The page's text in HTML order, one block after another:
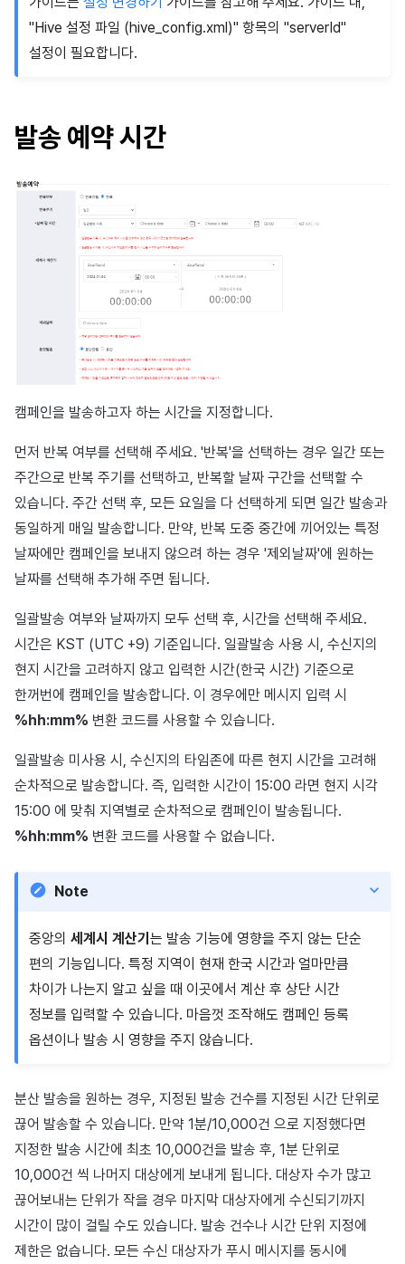
"Hive 설정 파일 (hive_config.xml)" 항목의 "serverId"
설정이 필요합니다.
발송 예약 시간
캠페인을 발송하고자 하는 시간을 지정합니다.
먼저 반복 여부를 선택해 주세요. '반복'을 선택하는 경우 일간 또는
주간으로 반복 주기를 선택하고, 반복할 날짜 구간을 선택할 수
있습니다. 주간 선택 후, 모든 요일을 다 선택하게 되면 일간 발송과
동일하게 매일 발송합니다. 만약, 반복 도중 중간에 끼어있는 특정
날짜에만 캠페인을 보내지 않으려 하는 경우 '제외날짜'에 원하는
날짜를 선택해 추가해 주면 됩니다.
일괄발송 여부와 날짜까지 모두 선택 후, 시간을 선택해 주세요.
시간은 KST (UTC +9) 기준입니다. 일괄발송 사용 시, 수신지의
현지 시간을 고려하지 않고 입력한 시간(한국 시간) 기준으로
한꺼번에 캠페인을 발송합니다. 이 경우에만 메시지 입력 시
%hh:mm% 변환 코드를 사용할 수 있습니다.
일괄발송 미사용 시, 수신지의 타임존에 따른 현지 시간을 고려해
순차적으로 발송합니다. 즉, 입력한 시간이 15:00 라면 현지 시각
15:00 에 맞춰 지역별로 순차적으로 캠페인이 발송됩니다.
%hh:mm% 변환 코드를 사용할 수 없습니다.
Note
중앙의 세계시 계산기 는 발송 기능에 영향을 주지 않는 단순
편의 기능입니다. 특정 지역이 현재 한국 시간과 얼마만큼
차이가 나는지 알고 싶을 때 이곳에서 계산 후 상단 시간
정보를 입력할 수 있습니다. 마음껏 조작해도 캠페인 등록
옵션이나 발송 시 영향을 주지 않습니다.
분산 발송을 원하는 경우, 지정된 발송 건수를 지정된 시간 단위로
끊어 발송할 수 있습니다. 만약 1분/10,000건 으로 지정했다면
지정한 발송 시간에 최초 10,000건을 발송 후, 1분 단위로
10,000건 씩 나머지 대상에게 보내게 됩니다. 대상자 수가 많고
끊어보내는 단위가 작을 경우 마지막 대상자에게 수신되기까지
시간이 많이 걸릴 수도 있습니다. 발송 건수나 시간 단위 지정에
제한은 없습니다. 모든 수신 대상자가 푸시 메시지를 동시에